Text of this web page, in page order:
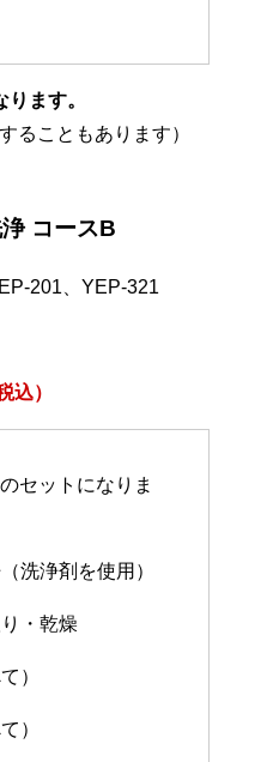
ます。
ることもあります）
コースB
201、YEP-321
込）
セットになりま
洗浄剤を使用）
・乾燥
）
）